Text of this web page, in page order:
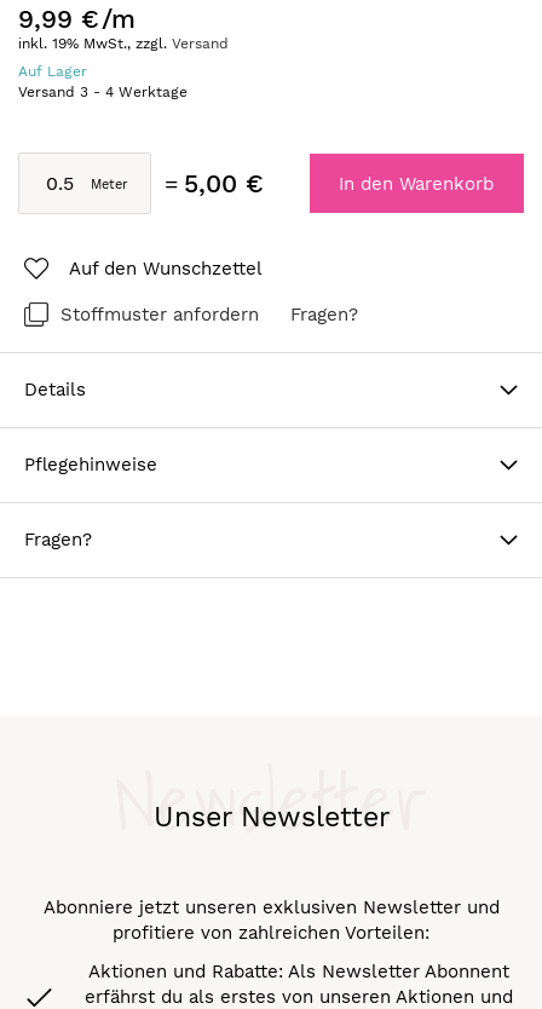
9,99 €/m
inkl. 19% MwSt., zzgl. Versand
Auf Lager
Versand 3 - 4 Werktage
5,00 € In den Warenkorb
Auf den Wunschzettel
Stoffmuster anfordern Fragen?
Details
Pflegehinweise
Fragen?
Unser Newsletter
Newsletter
Abonniere jetzt unseren exklusiven Newsletter und
profitiere von zahlreichen Vorteilen:
Aktionen und Rabatte: Als Newsletter Abonnent
erfährst du als erstes von unseren Aktionen und